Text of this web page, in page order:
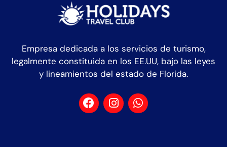
Empresa dedicada a los servicios de turismo,
legalmente constituida en los EE.UU, bajo las leyes
y lineamientos del estado de Florida.